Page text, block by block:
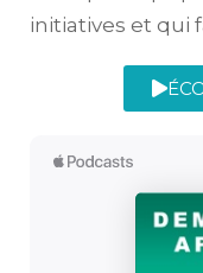
initiatives et qui